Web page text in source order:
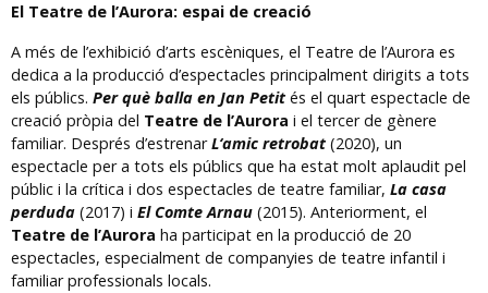
El Teatre de l’Aurora: espai de creació
A més de l’exhibició d’arts escèniques, el Teatre de l’Aurora es
dedica a la producció d’espectacles principalment dirigits a tots
els públics. Per què balla en Jan Petit és el quart espectacle de
creació pròpia del Teatre de l’Aurora i el tercer de gènere
familiar. Després d’estrenarL‘amic retrobat (2020), un
espectacle per a tots els públics que ha estat molt aplaudit pel
públic i la crítica i dos espectacles de teatre familiar, La casa
perduda (2017) i El Comte Arnau (2015). Anteriorment, el
Teatre de l’Aurora ha participat en la producció de 20
espectacles, especialment de companyies de teatre infantil i
familiar professionals locals.